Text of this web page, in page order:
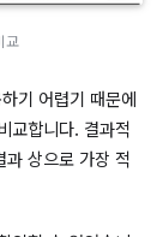
러닝 시 SFR-on